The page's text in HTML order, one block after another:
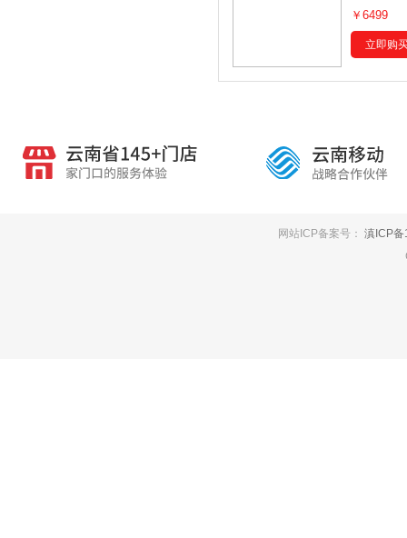
辰灰 Ultra
固态 集显
￥6499
立即购
网站ICP备案号： 滇ICP